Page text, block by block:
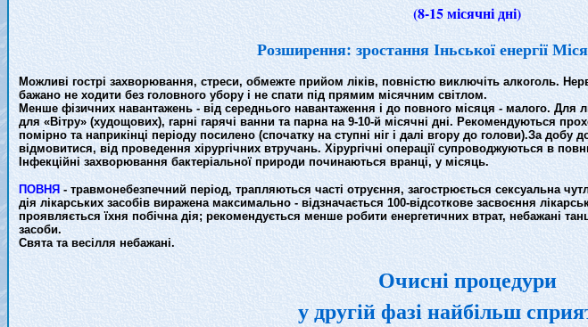
(8-15 місячні дні)
Розширення: зростання Іньської енергії
Можливі гострі захворювання, стреси, обмежте прийом ліків, повністю виключіть алкоголь.
бажано не ходити без головного убору і не спати під прямим місячним світлом.
Менше фізичних навантажень - від середнього навантаження і до повного місяця - малого. Для
для «Вітру» (худощових), гарні гарячі ванни та парна на 9-10-й місячні дні. Рекомендуються
помірно та наприкінці періоду посилено (спочатку на ступні ніг і далі вгору до голови).За добу
відмовитися, від проведення хірургічних втручань. Хірургічні операції супроводжуються в
Інфекційні захворювання бактеріальної природи починаються вранці, у місяць.
ПОВНЯ - травмонебезпечний період, трапляються часті отруєння, загострюється сексуальна
дія лікарських засобів виражена максимально - відзначається 100-відсоткове засвоєння
проявляється їхня побічна дія; рекомендується менше робити енергетичних втрат, небажані
засоби.
Свята та весілля небажані.
Очисні процедури
у другій фазі найбільш